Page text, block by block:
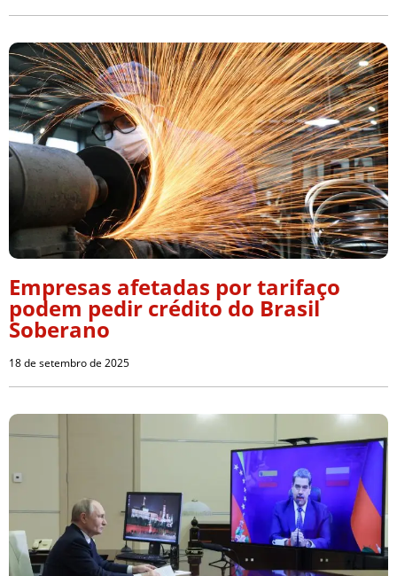
Empresas afetadas por tarifaço
podem pedir crédito do Brasil
Soberano
18 de setembro de 2025